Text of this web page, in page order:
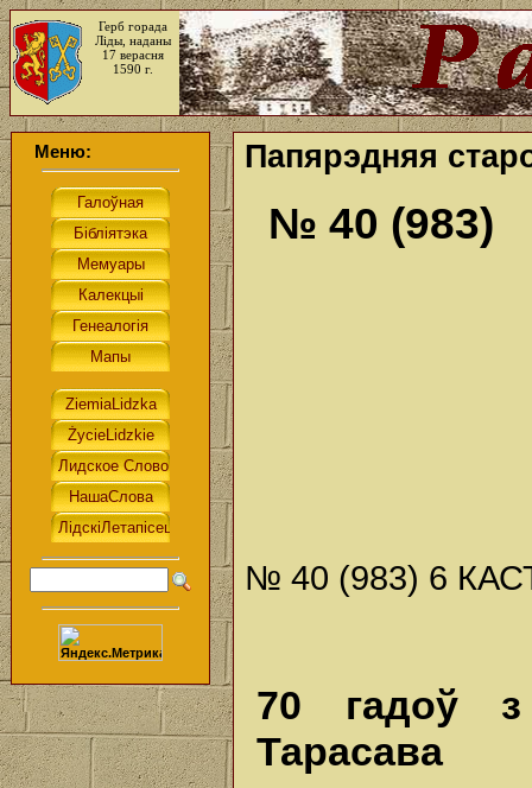
Герб горада
Ліды, наданы
17 верасня
1590 г.
Меню: Папярэдняя
№ 40 (983)
№ 40 (983) 6
70 гадоў з
Тарасава